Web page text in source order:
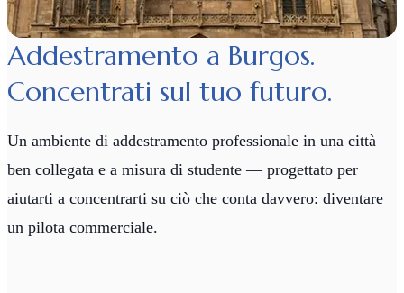
Addestramento a Burgos.
Concentrati sul tuo futuro.
Un ambiente di addestramento professionale in una città
ben collegata e a misura di studente — progettato per
aiutarti a concentrarti su ciò che conta davvero: diventare
un pilota commerciale.